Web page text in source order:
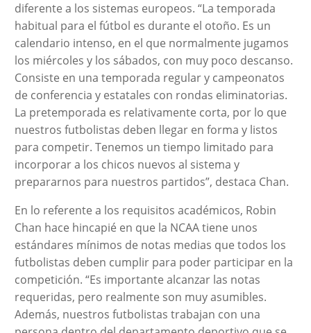
diferente a los sistemas europeos. “La temporada
habitual para el fútbol es durante el otoño. Es un
calendario intenso, en el que normalmente jugamos
los miércoles y los sábados, con muy poco descanso.
Consiste en una temporada regular y campeonatos
de conferencia y estatales con rondas eliminatorias.
La pretemporada es relativamente corta, por lo que
nuestros futbolistas deben llegar en forma y listos
para competir. Tenemos un tiempo limitado para
incorporar a los chicos nuevos al sistema y
prepararnos para nuestros partidos”, destaca Chan.
En lo referente a los requisitos académicos, Robin
Chan hace hincapié en que la NCAA tiene unos
estándares mínimos de notas medias que todos los
futbolistas deben cumplir para poder participar en la
competición. “Es importante alcanzar las notas
requeridas, pero realmente son muy asumibles.
Además, nuestros futbolistas trabajan con una